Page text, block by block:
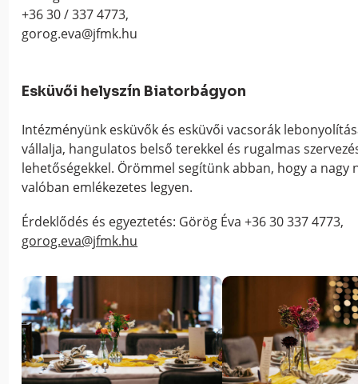
+36 30 / 337 4773,
gorog.eva@jfmk.hu
Esküvői helyszín Biatorbágyon
Intézményünk esküvők és esküvői vacsorák
vállalja, hangulatos belső terekkel és rugalmas
lehetőségekkel. Örömmel segítünk abban, hogy a nagy
valóban emlékezetes legyen.
Érdeklődés és egyeztetés: Görög Éva +36 30 337 4773,
gorog.eva@jfmk.hu